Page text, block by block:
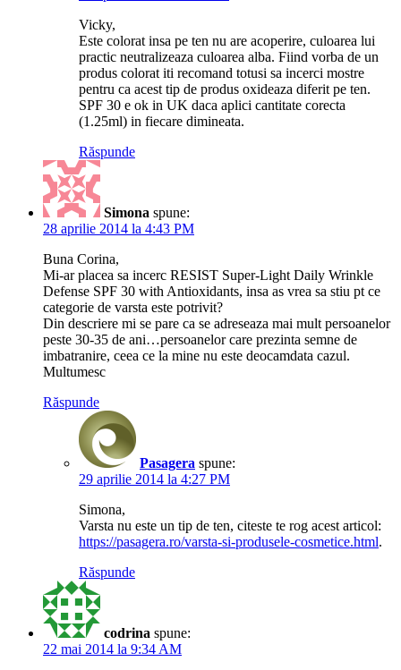
Vicky,
Este colorat insa pe ten nu are acoperire, culoarea lui
practic neutralizeaza culoarea alba. Fiind vorba de un
produs colorat iti recomand totusi sa incerci mostre
pentru ca acest tip de produs oxideaza diferit pe ten.
SPF 30 e ok in UK daca aplici cantitate corecta
(1.25ml) in fiecare dimineata.
Răspunde
Simona spune:
28 aprilie 2014 la 4:43 PM
Buna Corina,
Mi-ar placea sa incerc RESIST Super-Light Daily Wrinkle
Defense SPF 30 with Antioxidants, insa as vrea sa stiu pt ce
categorie de varsta este potrivit?
Din descriere mi se pare ca se adreseaza mai mult persoanelor
peste 30-35 de ani…persoanelor care prezinta semne de
imbatranire, ceea ce la mine nu este deocamdata cazul.
Multumesc
Răspunde
Pasagera spune:
29 aprilie 2014 la 4:27 PM
Simona,
Varsta nu este un tip de ten, citeste te rog acest articol:
https://pasagera.ro/varsta-si-produsele-cosmetice.html.
Răspunde
codrina spune:
22 mai 2014 la 9:34 AM